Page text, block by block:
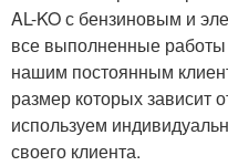
AL-KO с бензиновым и
все выполненные работы
нашим постоянным
размер которых зависит
используем
своего клиента.